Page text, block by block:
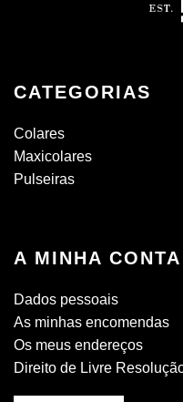
CATEGORIAS
Colares
Maxicolares
Pulseiras
A MINHA CONTA
Dados pessoais
As minhas encomendas
Os meus endereços
Direito de Livre